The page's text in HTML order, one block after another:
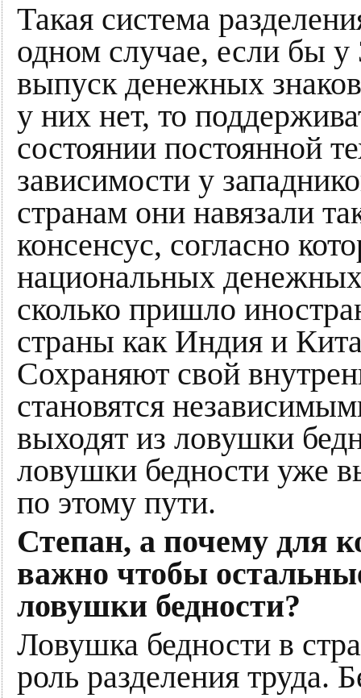
Такая система
одном случае, если бы
выпуск денежных
у них нет, то
состоянии постоянной
зависимости у
странам они навязали
консенсус, согласно
национальных денежных
сколько пришло
страны как Индия и
Сохраняют свой
становятся
выходят из ловушки
ловушки бедности уже
по этому пути.
Степан, а почему для
важно чтобы
ловушки бедности?
Ловушка бедности в
роль разделения труда.